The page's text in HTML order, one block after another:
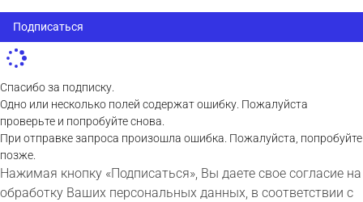
Подписаться
Спасибо за подписку.
Одно или несколько полей содержат ошибку. Пожалуйста
проверьте и попробуйте снова.
При отправке запроса произошла ошибка. Пожалуйста, попробуйте
позже.
Нажимая кнопку «Подписаться», Вы даете свое согласие на
обработку Ваших персональных данных, в соответствии с